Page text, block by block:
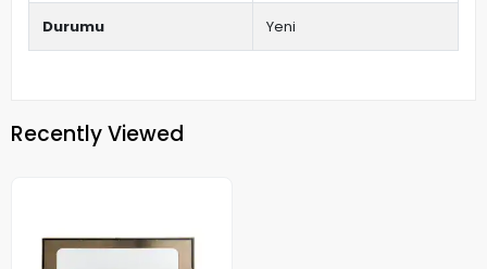
Durumu Yeni
Recently Viewed